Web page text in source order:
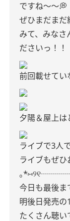
ですね〜〜💭
ぜひまだまだ
みて、みなさ
ださいっ！！
前回載せてい
夕陽＆屋上
ライブで3人
ライブもぜひ
｡
今日も最後
明後日発売
たくさん聴